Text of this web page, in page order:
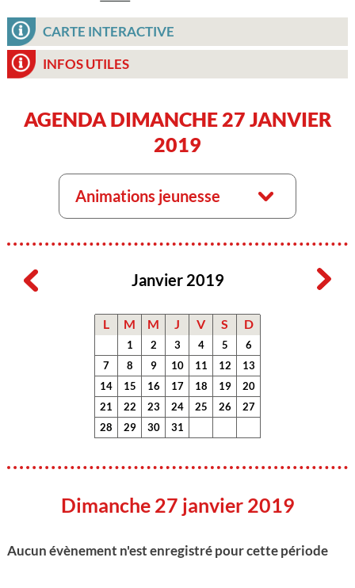
CARTE INTERACTIVE
INFOS UTILES
AGENDA DIMANCHE 27 JANVIER
2019
Animations jeunesse
Janvier 2019
L M M J V S D
1 2 3 4 5
6
7
8 9 10 11 12
13
14
15 16 17 18 19
20
21
22 23 24 25 26
27
28
29 30 31
Dimanche 27 janvier 2019
Aucun évènement n'est enregistré pour cette période